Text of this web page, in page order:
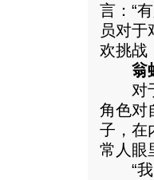
言：“
员对
欢挑战
翁
对于
角色对
子，在
常人眼
“我